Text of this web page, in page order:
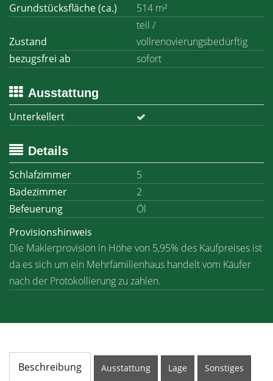
Grundstücksfläche (ca.)
514 m²
Zustand
teil /
vollrenovierungsbedürftig
bezugsfrei ab
sofort
Ausstattung
Unterkellert
Details
Schlafzimmer
5
Badezimmer
2
Befeuerung
Öl
Provisionshinweis
Die Maklerprovision in Höhe von 5,95% des Kaufpreises ist
da es sich um ein Mehrfamilienhaus handelt vom Käufer
nach der Protokollierung zu zahlen.
Beschreibung Ausstattung Lage Sonstiges